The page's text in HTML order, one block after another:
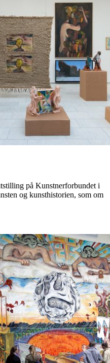
på Kunstnerforbundet i
og kunsthistorien, som om